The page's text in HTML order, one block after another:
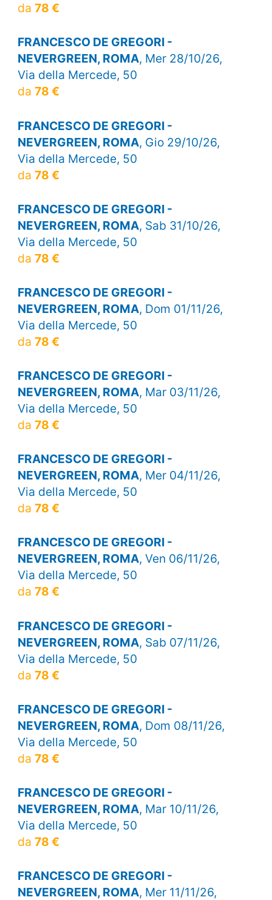
da 78 €
FRANCESCO DE GREGORI -
NEVERGREEN, ROMA, Mer 28/10/26,
Via della Mercede, 50
da 78 €
FRANCESCO DE GREGORI -
NEVERGREEN, ROMA, Gio 29/10/26,
Via della Mercede, 50
da 78 €
FRANCESCO DE GREGORI -
NEVERGREEN, ROMA, Sab 31/10/26,
Via della Mercede, 50
da 78 €
FRANCESCO DE GREGORI -
NEVERGREEN, ROMA, Dom 01/11/26,
Via della Mercede, 50
da 78 €
FRANCESCO DE GREGORI -
NEVERGREEN, ROMA, Mar 03/11/26,
Via della Mercede, 50
da 78 €
FRANCESCO DE GREGORI -
NEVERGREEN, ROMA, Mer 04/11/26,
Via della Mercede, 50
da 78 €
FRANCESCO DE GREGORI -
NEVERGREEN, ROMA, Ven 06/11/26,
Via della Mercede, 50
da 78 €
FRANCESCO DE GREGORI -
NEVERGREEN, ROMA, Sab 07/11/26,
Via della Mercede, 50
da 78 €
FRANCESCO DE GREGORI -
NEVERGREEN, ROMA, Dom 08/11/26,
Via della Mercede, 50
da 78 €
FRANCESCO DE GREGORI -
NEVERGREEN, ROMA, Mar 10/11/26,
Via della Mercede, 50
da 78 €
FRANCESCO DE GREGORI -
NEVERGREEN, ROMA, Mer 11/11/26,